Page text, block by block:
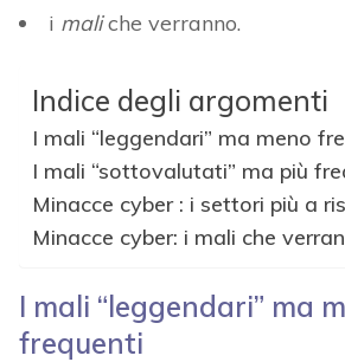
i maliche verranno.
Indice degli argomenti
I mali “leggendari” ma meno
I mali “sottovalutati” ma più
Minacce cyber : i settori più a
Minacce cyber: i mali che
I mali “leggendari” ma
frequenti